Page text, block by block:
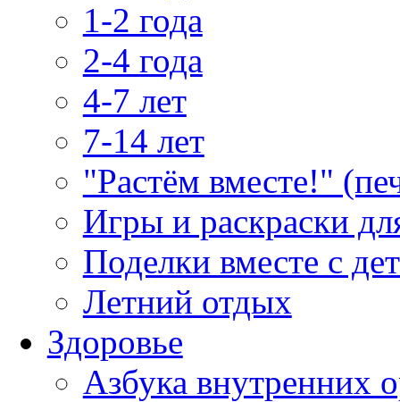
1-2 года
2-4 года
4-7 лет
7-14 лет
"Растём вместе!"
Игры и раскраски
Поделки вместе с
Летний отдых
Здоровье
Азбука внутренних